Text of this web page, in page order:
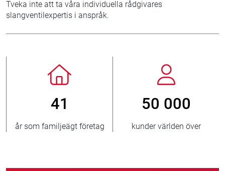
Tveka inte att ta våra individuella rådgivares
slangventilexpertis i anspråk.
över nya kunder/år
> 3
sålda